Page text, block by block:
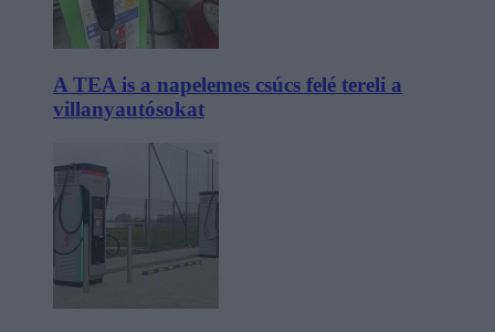
A TEA is a napelemes csúcs felé tereli a
villanyautósokat